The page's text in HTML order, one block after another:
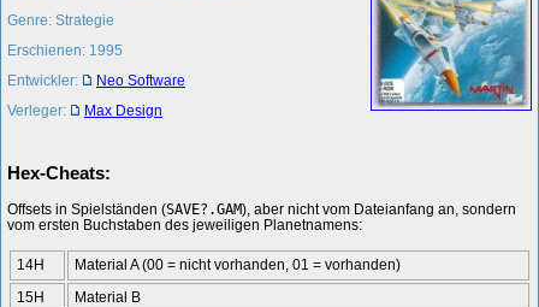
Genre: Strategie
Erschienen: 1995
Entwickler:
Neo Software
Verleger:
Max Design
Hex-Cheats:
Offsets in Spielständen (SAVE?.GAM), aber nicht vom Dateianfang an, sondern
vom ersten Buchstaben des jeweiligen Planetnamens:
14H
Material A (00 = nicht vorhanden, 01 = vorhanden)
15H
Material B